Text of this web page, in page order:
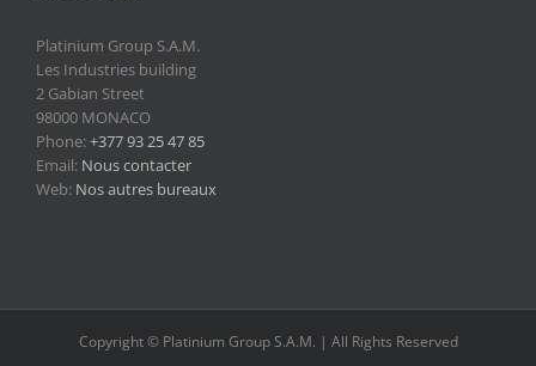
Platinium Group S.A.M.
Les Industries building
2 Gabian Street
98000 MONACO
Phone:+377 93 25 47 85
Email: Nous contacter
Web: Nos autres bureaux
Copyright © Platinium Group S.A.M. | All Rights Reserved